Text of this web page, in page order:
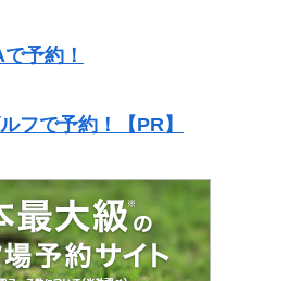
予約！
フで予約！【PR】